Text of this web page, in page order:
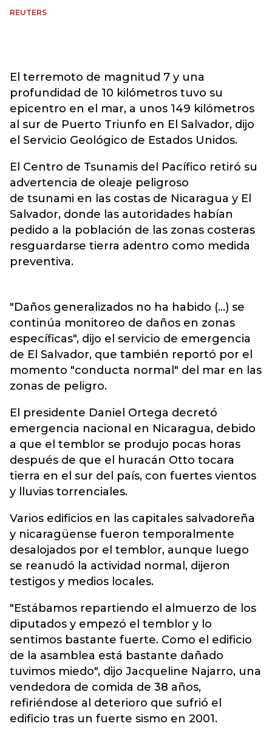
REUTERS
El terremoto de magnitud 7 y una
profundidad de 10 kilómetros tuvo su
epicentro en el mar, a unos 149 kilómetros
al sur de Puerto Triunfo en El Salvador, dijo
el Servicio Geológico de Estados Unidos.
El Centro de Tsunamis del Pacífico retiró su
advertencia de oleaje peligroso
de tsunami en las costas de Nicaragua y El
Salvador, donde las autoridades habían
pedido a la población de las zonas costeras
resguardarse tierra adentro como medida
preventiva.
"Daños generalizados no ha habido (...) se
continúa monitoreo de daños en zonas
específicas", dijo el servicio de emergencia
de El Salvador, que también reportó por el
momento "conducta normal" del mar en las
zonas de peligro.
El presidente Daniel Ortega decretó
emergencia nacional en Nicaragua, debido
a que el temblor se produjo pocas horas
después de que el huracán Otto tocara
tierra en el sur del país, con fuertes vientos
y lluvias torrenciales.
Varios edificios en las capitales salvadoreña
y nicaragüense fueron temporalmente
desalojados por el temblor, aunque luego
se reanudó la actividad normal, dijeron
testigos y medios locales.
"Estábamos repartiendo el almuerzo de los
diputados y empezó el temblor y lo
sentimos bastante fuerte. Como el edificio
de la asamblea está bastante dañado
tuvimos miedo", dijo Jacqueline Najarro, una
vendedora de comida de 38 años,
refiriéndose al deterioro que sufrió el
edificio tras un fuerte sismo en 2001.